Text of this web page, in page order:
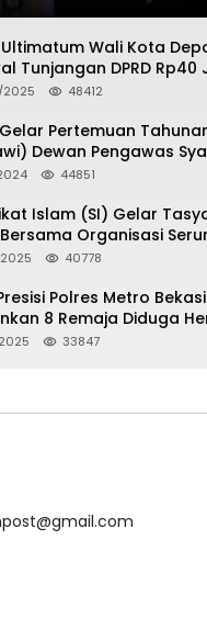
Ultimatum Wali Kota
Tunjangan DPRD Rp40
atau Hadapi Aksi Rakyat
48412
Pertemuan
Dewan Pengawas
44851
Islam (SI) Gelar
Organisasi
Islam Doa
40778
Polres Metro
8 Remaja Diduga
33847